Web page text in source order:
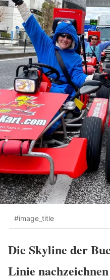
#image_title
Die Skyline der
Linie